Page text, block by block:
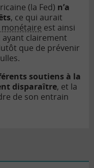
(la Fed) n’a
, ce qui aurait
est ainsi
ayant clairement
que de prévenir
soutiens à la
disparaître, et la
de son entrain